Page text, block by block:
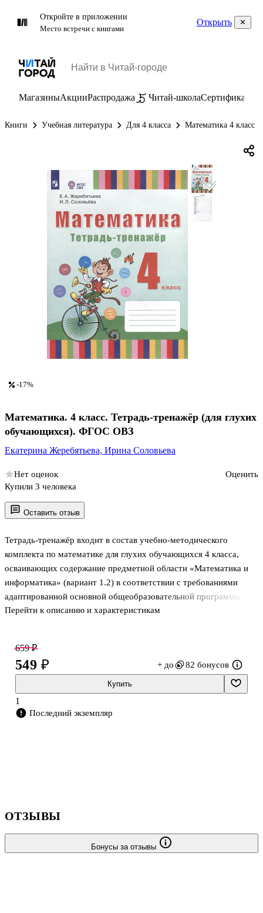
Откройте в приложении
Место встречи с книгами
Открыть
МагазиныАкцииРаспродажа Читай-школаСертификаты
Книги Учебная литература Для 4 класса Математика 4 класс
Оставить отзыв
Тетрадь-тренажёр входит в состав учебно-методического
комплекта по математике для глухих обучающихся 4 класса,
осваивающих содержание предметной области «Математика и
информатика» (вариант 1.2) в соответствии с требованиями
адаптированной основной общеобразовательной программы
ФГОС НОО обучающихся с ограниченными возможностями
последовательность которых соответствуют материалу учебника
«Математика» для 4 класса авторов Е. А. Жеребятьевой, И. Л.
Соловьёвой. Каждый тренажёр представлен двумя вариантами,
задания из которых можно комбинировать в зависимости от
индивидуальных возможностей конкретного шко
Перейти к описанию и характеристикам
-17%
Математика. 4 класс. Тетрадь-тренажёр (для глухих
обучающихся). ФГОС ОВЗ
Екатерина Жеребятьева, Ирина Соловьева
Нет оценок
Оценить
Купили 3 человека
659 ₽
549 ₽ + до 82 бонусов
Купить
1
Последний экземпляр
ОТЗЫВЫ
Бонусы за отзывы